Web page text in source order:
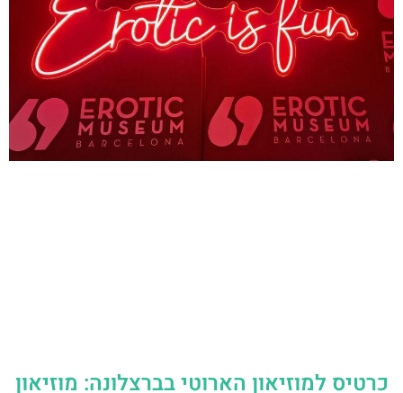
כרטיס למוזיאון הארוטי בברצלונה: מוזיאון